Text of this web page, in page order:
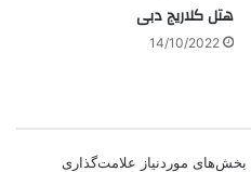
هتل کلاریج دبی
14/10/2022
بخش‌های موردنیاز علامت‌گذاری